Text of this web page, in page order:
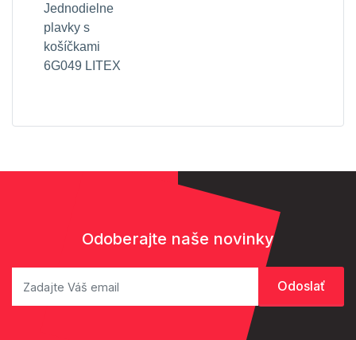
Jednodielne
plavky s
košíčkami
6G049 LITEX
Odoberajte naše novinky